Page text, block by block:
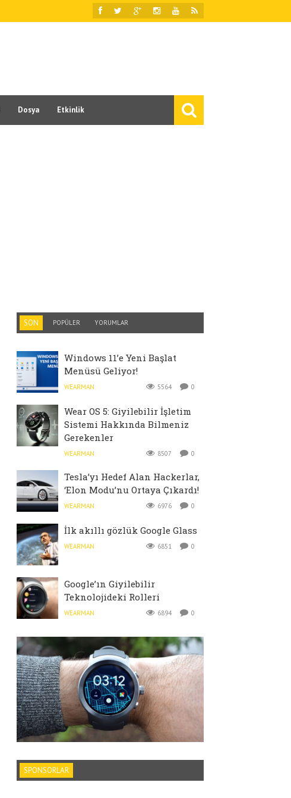
Dosya Etkinlik
SON POPÜLER YORUMLAR
Windows 11’e Yeni Başlat
Menüsü Geliyor!
WEARMAN 5564 0
Wear OS 5: Giyilebilir İşletim
Sistemi Hakkında Bilmeniz
Gerekenler
WEARMAN 8507 0
Tesla’yı Hedef Alan Hackerlar,
‘Elon Modu’nu Ortaya Çıkardı!
WEARMAN 6976 0
İlk akıllı gözlük Google Glass
WEARMAN 6851 0
Google’ın Giyilebilir
Teknolojideki Rolleri
WEARMAN 6894 0
SPONSORLAR